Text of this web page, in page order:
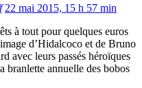
22 mai 2015, 15 h 57 min
à tout pour quelques euros
d’Hidalcoco et de Bruno
avec leurs passés héroïques
branlette annuelle des bobos